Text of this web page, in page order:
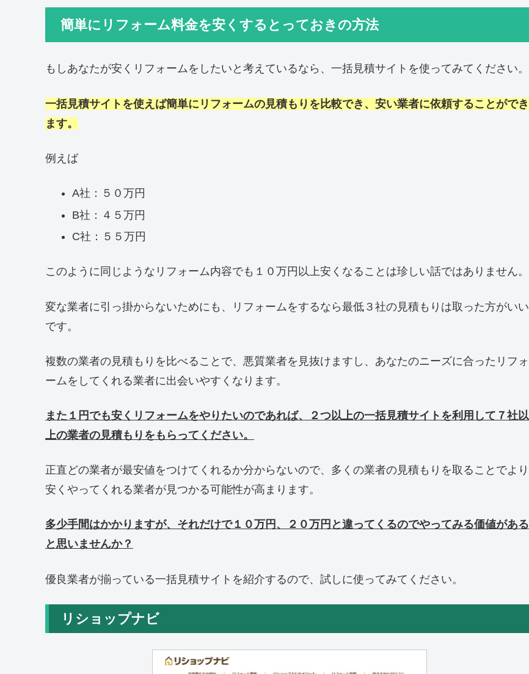
簡単にリフォーム料金を安くするとっておきの方法
もしあなたが安くリフォームをしたいと考えているなら、一括見積サイトを使ってみてください。
一括見積サイトを使えば簡単にリフォームの見積もりを比較でき、安い業者に依頼することができ
ます。
例えば
A社：５０万円
B社：４５万円
C社：５５万円
このように同じようなリフォーム内容でも１０万円以上安くなることは珍しい話ではありません。
変な業者に引っ掛からないためにも、リフォームをするなら最低３社の見積もりは取った方がいい
です。
複数の業者の見積もりを比べることで、悪質業者を見抜けますし、あなたのニーズに合ったリフォ
ームをしてくれる業者に出会いやすくなります。
また１円でも安くリフォームをやりたいのであれば、２つ以上の一括見積サイトを利用して７社以
上の業者の見積もりをもらってください。
正直どの業者が最安値をつけてくれるか分からないので、多くの業者の見積もりを取ることでより
安くやってくれる業者が見つかる可能性が高まります。
多少手間はかかりますが、それだけで１０万円、２０万円と違ってくるのでやってみる価値がある
と思いませんか？
優良業者が揃っている一括見積サイトを紹介するので、試しに使ってみてください。
リショップナビ